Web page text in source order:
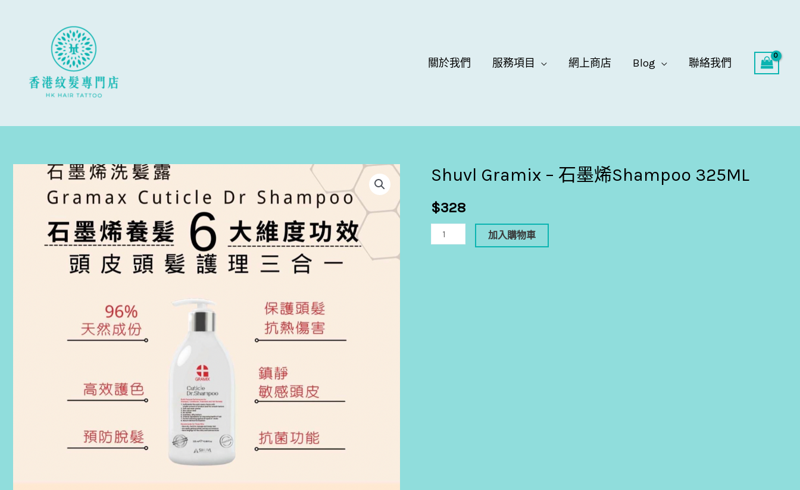
關於我們 服務項目 網上商店 Blog 聯絡我們
Shuvl Gramix – 石墨烯Shampoo 325ML
$328
Shuvl
-
石
加入購物車